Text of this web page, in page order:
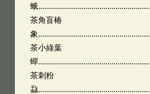
蛾
茶角盲椿
象
茶小綠葉
蟬
茶刺粉
蝨